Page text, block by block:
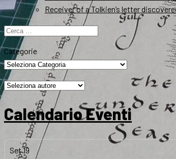
Receiver of a Tolkien’s letter
Ricerca
per:
Categorie
Calendario Eventi
Set19